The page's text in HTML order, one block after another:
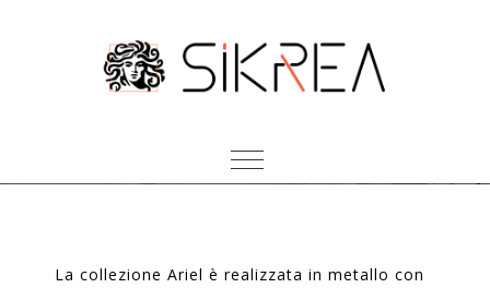
La collezione Ariel è realizzata in metallo con